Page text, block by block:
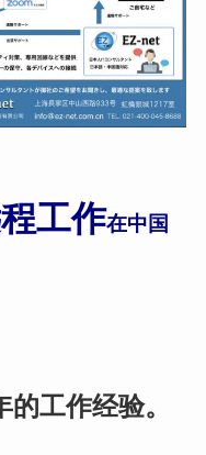
工作在中国
的工作经验。